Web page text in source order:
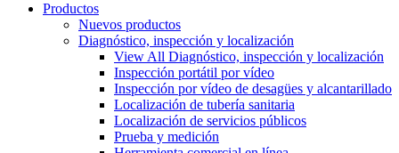
Productos
Nuevos productos
Diagnóstico, inspección y localización
View All Diagnóstico, inspección y localización
Inspección portátil por vídeo
Inspección por vídeo de desagües y alcantarillado
Localización de tubería sanitaria
Localización de servicios públicos
Prueba y medición